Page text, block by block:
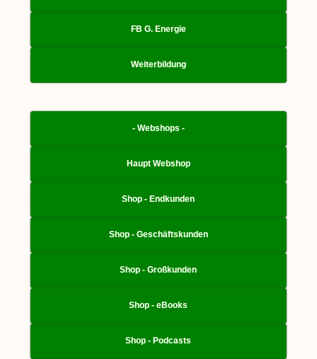
FB G. Energie
Weiterbildung
- Webshops -
Haupt Webshop
Shop - Endkunden
Shop - Geschäftskunden
Shop - Großkunden
Shop - eBooks
Shop - Podcasts